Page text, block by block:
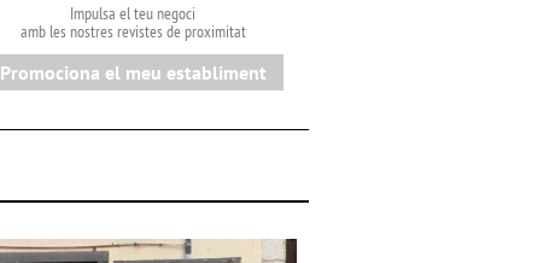
Impulsa el teu negoci
amb les nostres revistes de proximitat
Promociona el meu establiment